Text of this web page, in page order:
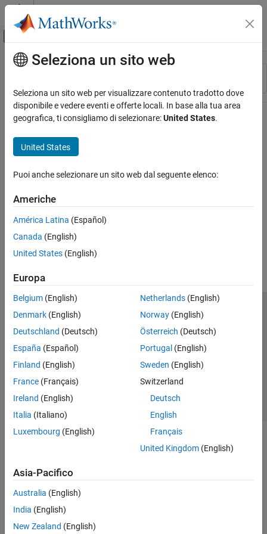
Vai al contenuto
Attiva/disattiva menu di navigazione
Risorsa
Stato
Contenuto principale
Seleziona un sito web
Seleziona un sito web per visualizzare contenuto tradotto dove
disponibile e vedere eventi e offerte locali. In base alla tua area
geografica, ti consigliamo di selezionare:United States.
United States
Puoi anche selezionare un sito web dal seguente elenco:
Americhe
América Latina (Español)
Canada (English)
United States (English)
Europa
Belgium (English)
Denmark (English)
Deutschland (Deutsch)
España (Español)
Finland (English)
France (Français)
Ireland (English)
Italia (Italiano)
Luxembourg (English)
Netherlands(English)
Norway(English)
Österreich (Deutsch)
Portugal (English)
Sweden (English)
Switzerland
Deutsch
English
Français
United Kingdom(English)
Asia-Pacifico
Australia (English)
India (English)
New Zealand (English)
Centro di fiducia
Informativa sulla privacy
Antipirateria
Stato dell'applicazione
Contatti
© 1994-2026 The MathWorks, Inc.